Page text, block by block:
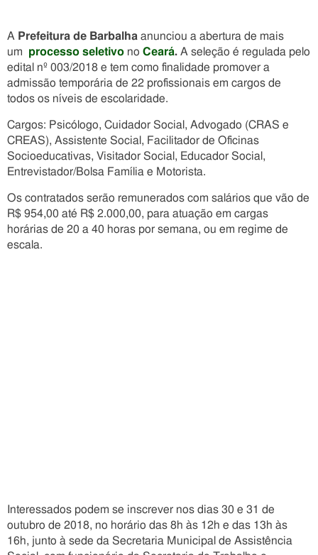
A Prefeitura de Barbalha anunciou a abertura de mais
um processo seletivo no Ceará. A seleção é regulada pelo
edital nº 003/2018 e tem como finalidade promover a
admissão temporária de 22 profissionais em cargos de
todos os níveis de escolaridade.
Cargos: Psicólogo, Cuidador Social, Advogado (CRAS e
CREAS), Assistente Social, Facilitador de Oficinas
Socioeducativas, Visitador Social, Educador Social,
Entrevistador/Bolsa Família e Motorista.
Os contratados serão remunerados com salários que vão de
R$ 954,00 até R$ 2.000,00, para atuação em cargas
horárias de 20 a 40 horas por semana, ou em regime de
escala.
Interessados podem se inscrever nos dias 30 e 31 de
outubro de 2018, no horário das 8h às 12h e das 13h às
16h, junto à sede da Secretaria Municipal de Assistência